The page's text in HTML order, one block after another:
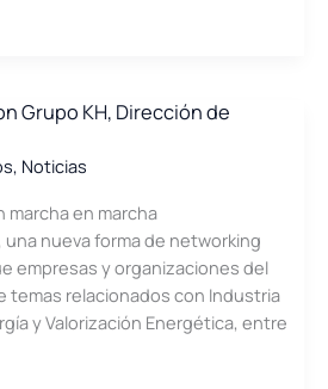
Grupo KH, Dirección de
, Noticias
marcha en marcha
nueva forma de networking
empresas y organizaciones del
temas relacionados con Industria
y Valorización Energética, entre